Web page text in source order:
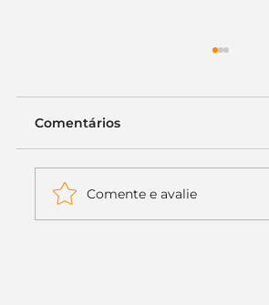
Comentários
Comente e avalie